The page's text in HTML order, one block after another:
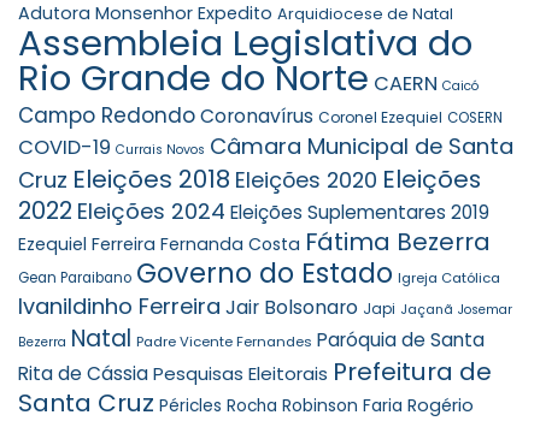
Adutora Monsenhor Expedito Arquidiocese de Natal
Assembleia Legislativa do
Rio Grande do Norte CAERN Caicó
Campo RedondoCoronavírus Coronel Ezequiel COSERN
COVID-19 Currais Novos Câmara Municipal de Santa
Cruz Eleições 2018 Eleições 2020 Eleições
2022 Eleições 2024 Eleições Suplementares 2019
Ezequiel Ferreira Fernanda Costa Fátima Bezerra
Gean Paraibano Governo do Estado Igreja Católica
Ivanildinho Ferreira Jair Bolsonaro Japi Jaçanã Josemar
Bezerra Natal Padre Vicente Fernandes Paróquia de Santa
Rita de CássiaPesquisas Eleitorais Prefeitura de
Santa Cruz Péricles Rocha Robinson Faria Rogério